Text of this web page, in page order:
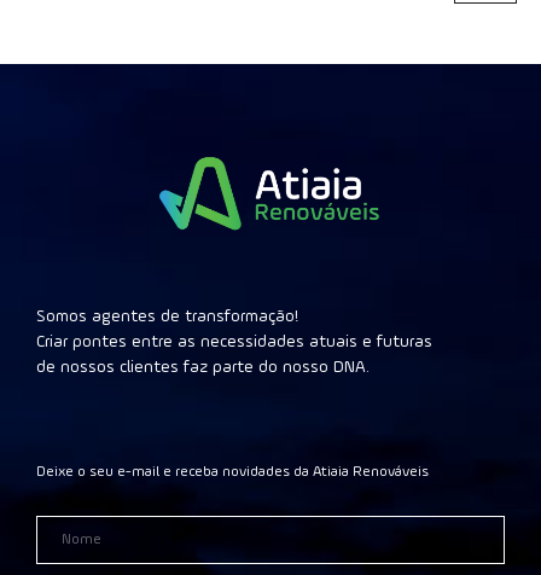
Somos agentes de transformação!
Criar pontes entre as necessidades atuais e futuras
de nossos clientes faz parte do nosso DNA.
Deixe o seu e-mail e receba novidades da Atiaia Renováveis